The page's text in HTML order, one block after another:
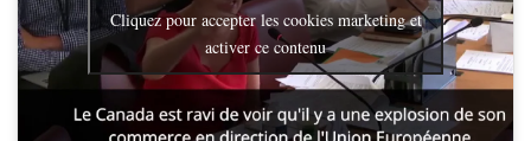
Cliquez pour accepter les cookies marketing et
activer ce contenu